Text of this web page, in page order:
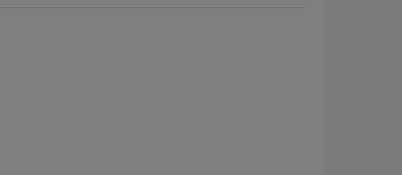
göras på bilen då den lätt skruvas fast i lastgallret
golvet baktill.
50) . Men även 60:40 (se monteringsanvisning)
lastgaller och avdelare med över 30 års